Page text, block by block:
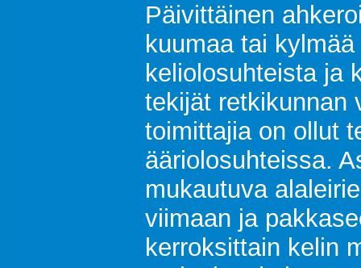
Päivittäinen
kuumaa tai
keliolosuhteista ja
tekijät retkikunnan
toimittajia on ollut
ääriolosuhteissa.
mukautuva
viimaan ja
kerroksittain kelin